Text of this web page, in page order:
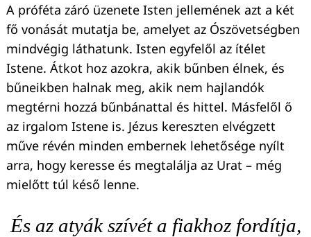
A próféta záró üzenete Isten jellemének azt a két
fő vonását mutatja be, amelyet az Ószövetségben
mindvégig láthatunk. Isten egyfelől az ítélet
Istene. Átkot hoz azokra, akik bűnben élnek, és
bűneikben halnak meg, akik nem hajlandók
megtérni hozzá bűnbánattal és hittel. Másfelől ő
az irgalom Istene is. Jézus kereszten elvégzett
műve révén minden embernek lehetősége nyílt
arra, hogy keresse és megtalálja az Urat – még
mielőtt túl késő lenne.
És az atyák szívét a fiakhoz fordítja,